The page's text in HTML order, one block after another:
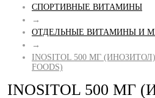
СПОРТИВНЫЕ ВИТАМИНЫ
→
ОТДЕЛЬНЫЕ ВИТАМИНЫ И
→
INOSITOL 500 МГ
FOODS)
INOSITOL 500 МГ